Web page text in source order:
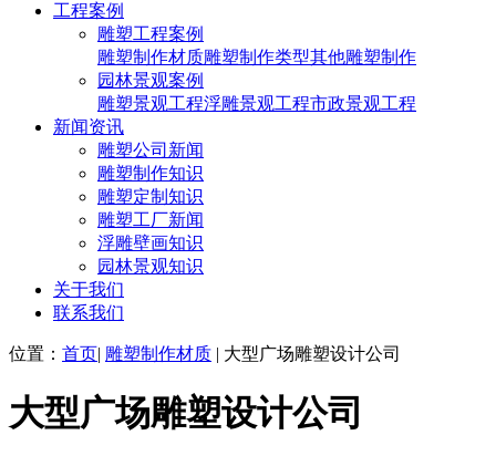
工程案例
雕塑工程案例
雕塑制作材质雕塑制作类型其他雕塑制作
园林景观案例
雕塑景观工程浮雕景观工程市政景观工程
新闻资讯
雕塑公司新闻
雕塑制作知识
雕塑定制知识
雕塑工厂新闻
浮雕壁画知识
园林景观知识
关于我们
联系我们
位置： 首页| 雕塑制作材质 | 大型广场雕塑设计公司
大型广场雕塑设计公司